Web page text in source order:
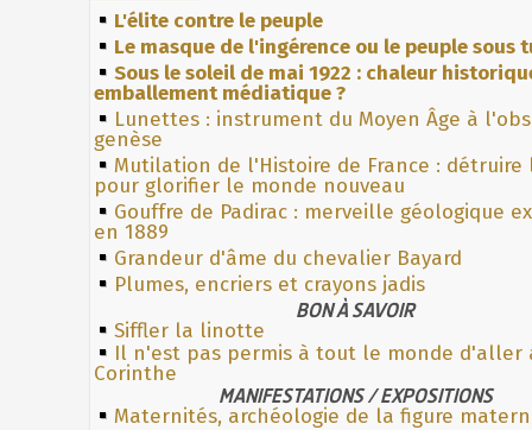
L'élite contre le peuple
Le masque de l'ingérence ou le peuple sous
Sous le soleil de mai 1922 : chaleur
emballement médiatique ?
Lunettes : instrument du Moyen Âge à
genèse
Mutilation de l'Histoire de France : détruire
pour glorifier le monde nouveau
Gouffre de Padirac : merveille géologique
en 1889
Grandeur d'âme du chevalier Bayard
Plumes, encriers et crayons jadis
BON À SAVOIR
Siffler la linotte
Il n'est pas permis à tout le monde d'aller
Corinthe
MANIFESTATIONS / EXPOSITIONS
Maternités, archéologie de la figure